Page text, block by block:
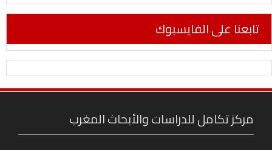
تابعنا على الفايسبوك
مركز تكامل للدراسات والأبحاث المغرب